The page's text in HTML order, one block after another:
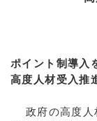
ポイント制導
高度人材受入推
政府の高度人